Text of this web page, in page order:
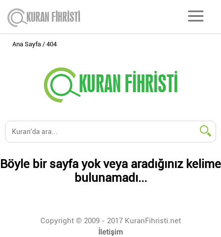
Ana Sayfa 404
Böyle bir sayfa yok veya aradığınız kelime
bulunamadı...
Copyright © 2009 - 2017 KuranFihristi.net
İletişim